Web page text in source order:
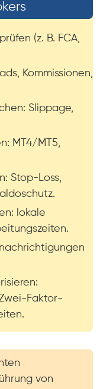
(z. B. FCA,
Kommissionen,
Slippage,
MT4/MT5,
Stop-Loss,
lokale
Faktor-
von